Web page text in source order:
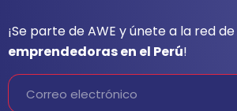
¡Se parte de AWE y únete a la red
emprendedoras en el Perú!